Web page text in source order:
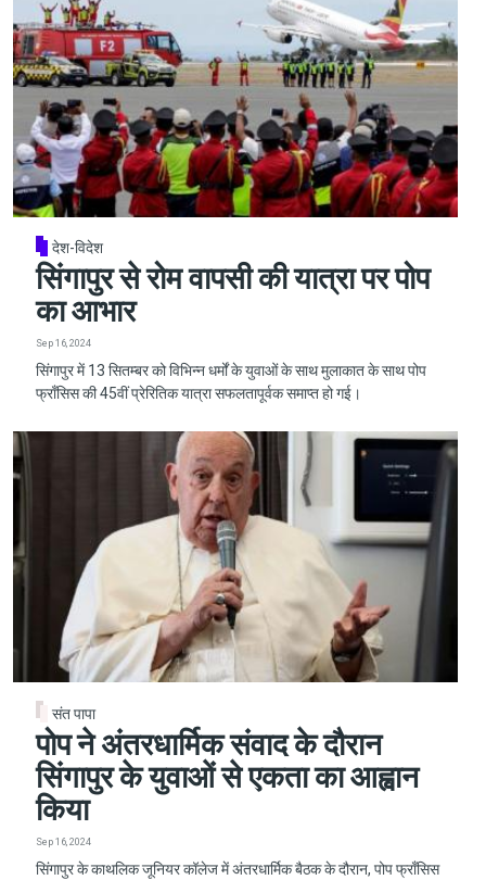
देश-विदेश
सिंगापुर से रोम वापसी की यात्रा पर पोप
का आभार
Sep 16, 2024
सिंगापुर में 13 सितम्बर को विभिन्न धर्मों के युवाओं के साथ मुलाकात के साथ पोप
फ्राँसिस की 45वीं प्रेरितिक यात्रा सफलतापूर्वक समाप्त हो गई।
संत पापा
पोप ने अंतरधार्मिक संवाद के दौरान
सिंगापुर के युवाओं से एकता का आह्वान
किया
Sep 16, 2024
सिंगापुर के काथलिक जूनियर कॉलेज में अंतरधार्मिक बैठक के दौरान, पोप फ्राँसिस